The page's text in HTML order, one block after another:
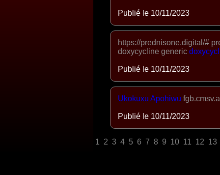
Publié le 10/11/2023
https://prednisone.digital/#
doxycycline generic
Publié le 10/11/2023
Ukokuxu Apohiwu
Publié le 10/11/2023
1 2 3 4 5 6 7 8 9 10 11 12 13